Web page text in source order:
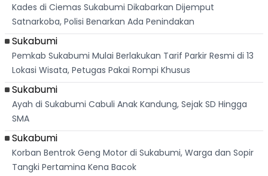
Kades di Ciemas Sukabumi Dikabarkan Dijemput
Satnarkoba, Polisi Benarkan Ada Penindakan
Sukabumi
Pemkab Sukabumi Mulai Berlakukan Tarif Parkir Resmi di 13
Lokasi Wisata, Petugas Pakai Rompi Khusus
Sukabumi
Ayah di Sukabumi Cabuli Anak Kandung, Sejak SD Hingga
SMA
Sukabumi
Korban Bentrok Geng Motor di Sukabumi, Warga dan Sopir
Tangki Pertamina Kena Bacok